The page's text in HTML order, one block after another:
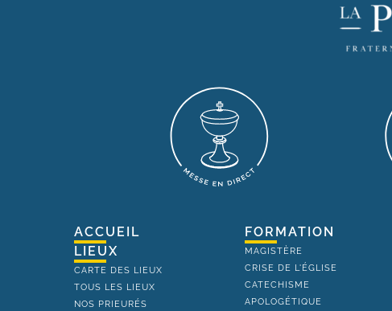
ACCUEIL
LIEUX
CARTE DES LIEUX
TOUS LES LIEUX
NOS PRIEURÉS
FORMATION
MAGISTÈRE
CRISE DE L'ÉGLISE
CATECHISME
APOLOGÉTIQUE